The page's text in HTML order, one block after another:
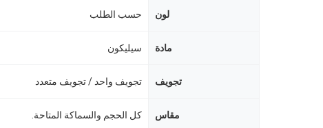
لون حسب الطلب
مادة سيليكون
تجويف تجويف واحد / تجويف متعدد
مقاس كل الحجم والسماكة المتاحة.